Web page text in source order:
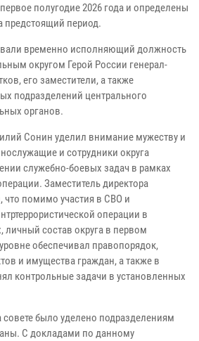
полугодие 2026 года и определены
предстоящий период.
временно исполняющий должность
округом Герой России генерал-
его заместители, а также
подразделений центрального
органов.
Сонин уделил внимание мужеству и
и сотрудники округа
служебно-боевых задач в рамках
Заместитель директора
что помимо участия в СВО и
операции в
личный состав округа в первом
обеспечивал правопорядок,
и имущества граждан, а также в
контрольные задачи в установленных
было уделено подразделениям
С докладами по данному